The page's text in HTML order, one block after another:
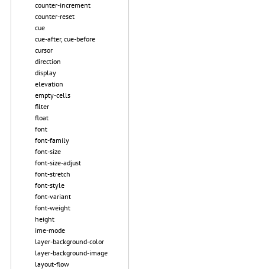
counter-increment
counter-reset
cue
cue-after, cue-before
cursor
direction
display
elevation
empty-cells
filter
float
font
font-family
font-size
font-size-adjust
font-stretch
font-style
font-variant
font-weight
height
ime-mode
layer-background-color
layer-background-image
layout-flow